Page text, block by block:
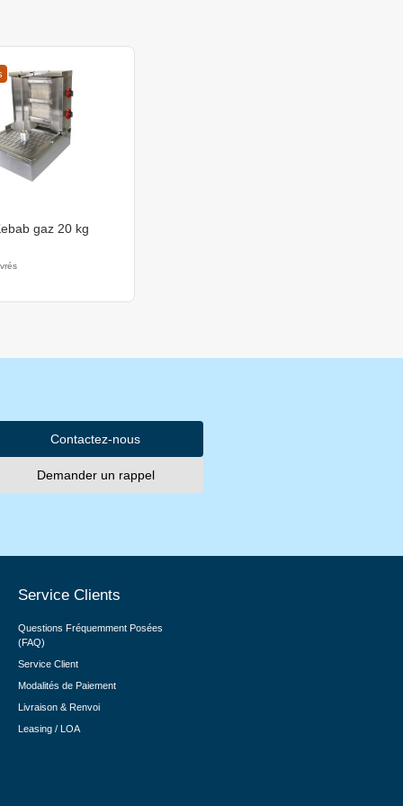
gaz 20 kg
Contactez-nous
Demander un rappel
Service Clients
Questions Fréquemment Posées
(FAQ)
Service Client
Modalités de Paiement
Livraison & Renvoi
Leasing / LOA